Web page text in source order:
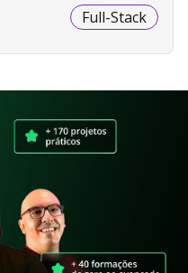
Full-Stack